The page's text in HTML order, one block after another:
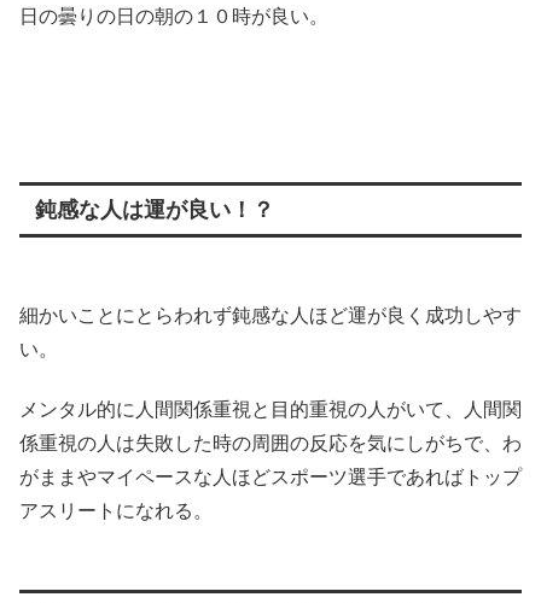
日の曇りの日の朝の１０時が良い。
鈍感な人は運が良い！？
細かいことにとらわれず鈍感な人ほど運が良く成功しやす
い。
メンタル的に人間関係重視と目的重視の人がいて、人間関
係重視の人は失敗した時の周囲の反応を気にしがちで、わ
がままやマイペースな人ほどスポーツ選手であればトップ
アスリートになれる。